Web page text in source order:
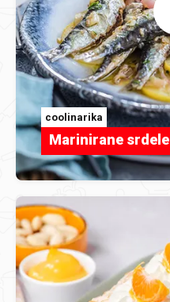
coolinarika
Marinirane srdele